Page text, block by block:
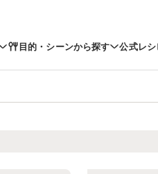
目的・シーンから探す 公式レシ